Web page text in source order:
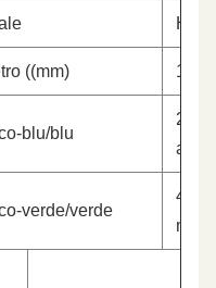
((mm)
blu/blu
verde/verde